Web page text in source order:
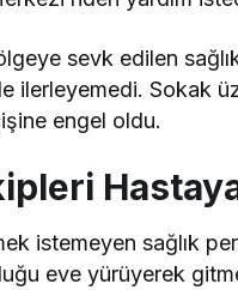
sevk edilen
ilerleyemedi. Sokak
engel oldu.
istemeyen sağlık
eve yürüyerek